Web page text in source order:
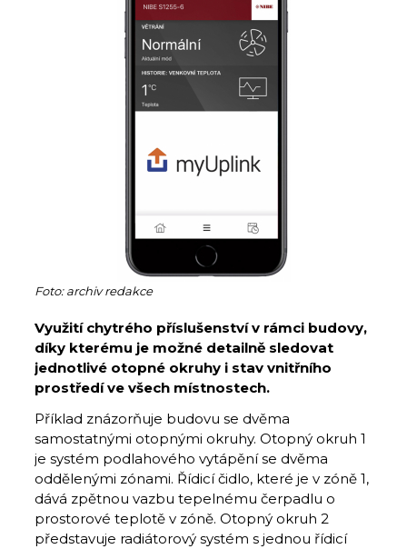
Foto: archiv redakce
Využití chytrého příslušenství v rámci budovy,
díky kterému je možné detailně sledovat
jednotlivé otopné okruhy i stav vnitřního
prostředí ve všech místnostech.
Příklad znázorňuje budovu se dvěma
samostatnými otopnými okruhy. Otopný okruh 1
je systém podlahového vytápění se dvěma
oddělenými zónami. Řídicí čidlo, které je v zóně 1,
dává zpětnou vazbu tepelnému čerpadlu o
prostorové teplotě v zóně. Otopný okruh 2
představuje radiátorový systém s jednou řídicí